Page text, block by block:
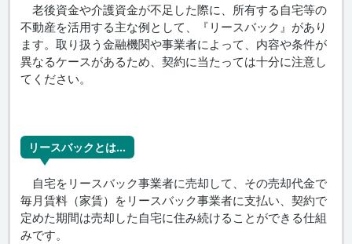
老後資金や介護資金が不足した際に、所有する自宅等の
不動産を活用する主な例として、『リースバック』があり
ます。取り扱う金融機関や事業者によって、内容や条件が
異なるケースがあるため、契約に当たっては十分に注意し
てください。
リースバックとは…
自宅をリースバック事業者に売却して、その売却代金で
毎月賃料（家賃）をリースバック事業者に支払い、契約で
定めた期間は売却した自宅に住み続けることができる仕組
みです。